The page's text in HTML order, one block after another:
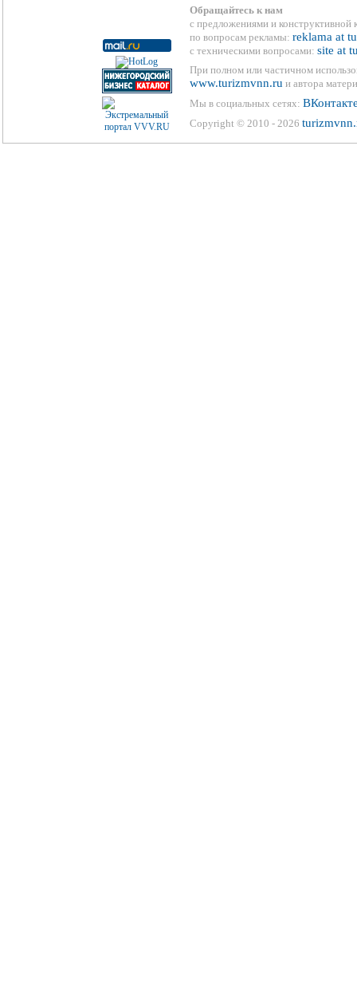
Обращайтесь к нам
с предложениями и конструктивной
по вопросам рекламы: reklama at
с техническими вопросами: site at
При полном или частичном
www.turizmvnn.ru и автора
Мы в социальных сетях:
Copyright © 2010 - 2026